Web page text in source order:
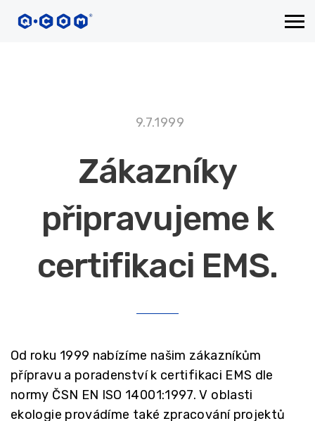
9.7.1999
Zákazníky
připravujeme k
certifikaci EMS.
Od roku 1999 nabízíme našim zákazníkům
přípravu a poradenství k certifikaci EMS dle
normy ČSN EN ISO 14001:1997. V oblasti
ekologie provádíme také zpracování projektů